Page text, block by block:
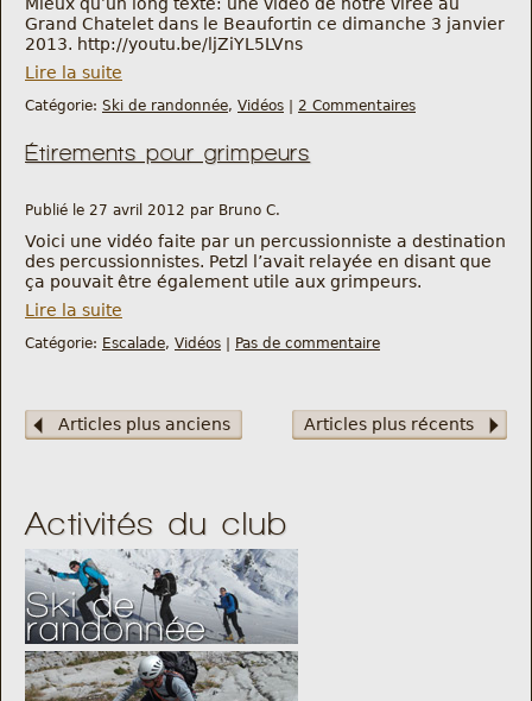
Mieux qu’un long texte: une vidéo de notre virée au
Grand Chatelet dans le Beaufortin ce dimanche 3 janvier
2013. http://youtu.be/ljZiYL5LVns
Lire la suite
Catégorie: Ski de randonnée, Vidéos 2 Commentaires
Étirements pour grimpeurs
Publié le 27 avril 2012 par Bruno C.
Voici une vidéo faite par un percussionniste a destination
des percussionnistes. Petzl l’avait relayée en disant que
ça pouvait être également utile aux grimpeurs.
Lire la suite
Catégorie: Escalade, Vidéos | Pas de commentaire
Articles plus anciens Articles plus récents
Activités du club